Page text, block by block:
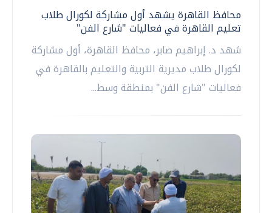
محافظ القاهرة يشهد أول مشاركة لكورال طلاب
تعليم القاهرة في فعاليات "شارع الفن"
شهد د. إبراهيم صابر، محافظ القاهرة، أول مشاركة
لكورال طلاب مديرية التربية والتعليم بالقاهرة في
فعاليات "شارع الفن" بمنطقة وسط...